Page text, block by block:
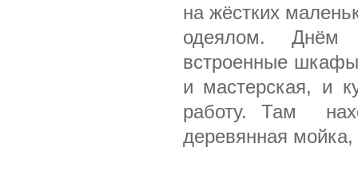
на жёстких
одеялом. Днём
встроенные
и мастерская, и
работу. Там
деревянная мойка,